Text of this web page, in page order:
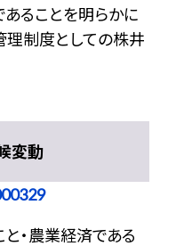
ることを明らかに
理制度としての株井
変動
・農業経済である